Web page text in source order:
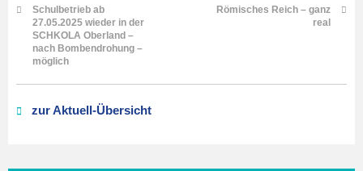
Schulbetrieb ab
27.05.2025 wieder in der
SCHKOLA Oberland –
nach Bombendrohung –
möglich
Römisches Reich – ganz
real
zur Aktuell-Übersicht